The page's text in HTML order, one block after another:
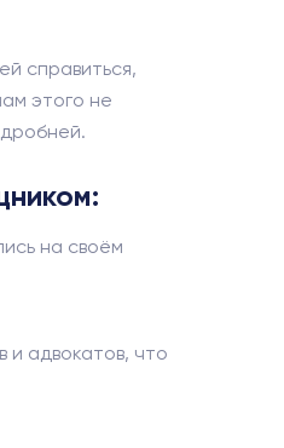
справиться,
этого не
на своём
и адвокатов, что